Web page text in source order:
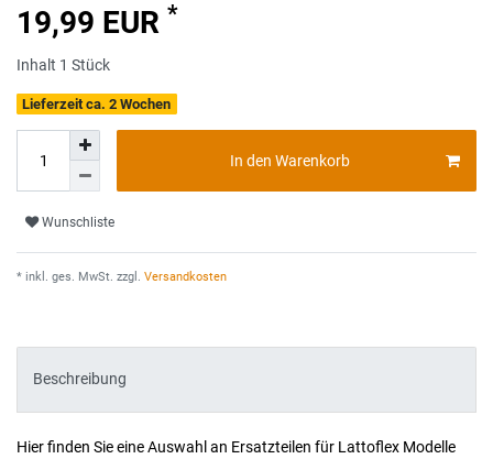
19,99 EUR *
Inhalt 1 Stück
Lieferzeit ca. 2 Wochen
In den Warenkorb
Wunschliste
* inkl. ges. MwSt. zzgl. Versandkosten
Beschreibung
Hier finden Sie eine Auswahl an Ersatzteilen für Lattoflex Modelle